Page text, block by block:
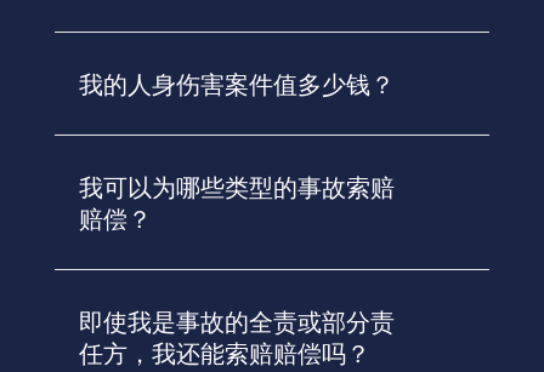
我的人身伤害案件值多少钱？
我可以为哪些类型的事故索赔
赔偿？
即使我是事故的全责或部分责
任方，我还能索赔赔偿吗？